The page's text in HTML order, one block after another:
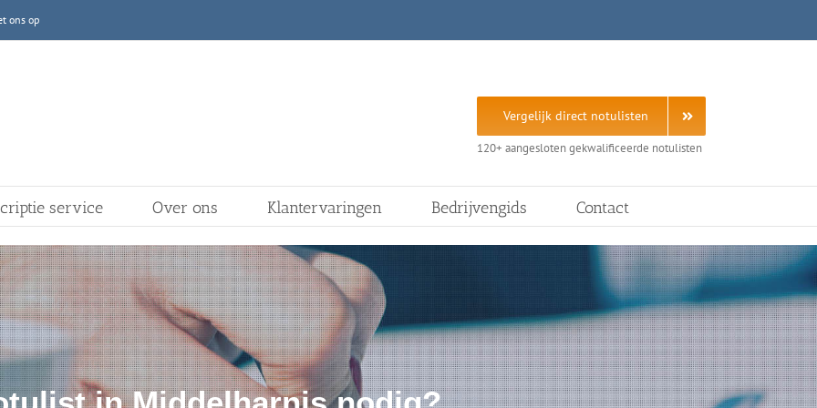
ons op
Vergelijk direct notulisten
120+ aangesloten gekwalificeerde notulisten
service Over ons Klantervaringen Bedrijvengids Contact